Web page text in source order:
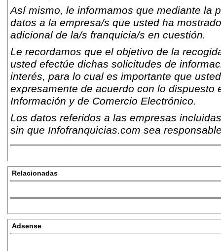
Así mismo, le informamos que mediante la
datos a la empresa/s que usted ha
adicional de la/s franquicia/s en cuestión.
Le recordamos que el objetivo de la
usted efectúe dichas solicitudes de
interés, para lo cual es importante que
expresamente de acuerdo con lo
Información y de Comercio Electrónico.
Los datos referidos a las empresas
sin que Infofranquicias.com sea
Relacionadas
Adsense